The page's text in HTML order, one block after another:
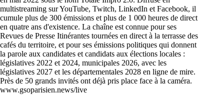
multistreaming sur YouTube, Twitch, LinkedIn et Facebook, il
cumule plus de 300 émissions et plus de 1 000 heures de direct
en quatre ans d'existence. La chaîne est connue pour ses
Revues de Presse Itinérantes tournées en direct à la terrasse des
cafés du territoire, et pour ses émissions politiques qui donnent
la parole aux candidates et candidats aux élections locales :
législatives 2022 et 2024, municipales 2026, avec les
législatives 2027 et les départementales 2028 en ligne de mire.
Près de 50 grands invités ont déjà pris place face à la caméra.
www.gsoparisien.news/live